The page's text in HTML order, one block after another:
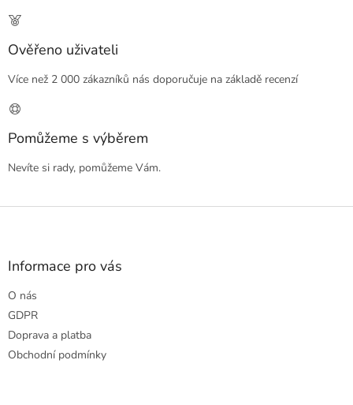
Ověřeno uživateli
Více než 2 000 zákazníků nás doporučuje na základě recenzí
Pomůžeme s výběrem
Nevíte si rady, pomůžeme Vám.
Z
Informace pro vás
O nás
GDPR
Doprava a platba
Obchodní podmínky